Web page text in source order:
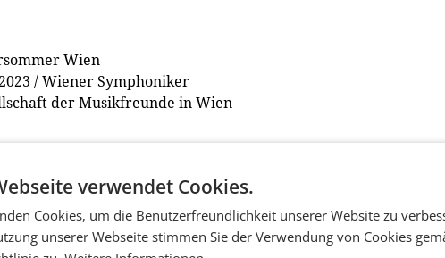
Wien
/ Wiener Symphoniker
der Musikfreunde in Wien
Lake" - Sommerproduktion 2022 / Kulturverein Gutgebrüllt
Theater Delphin
verwendet Cookies.
Cookies, um die Benutzerfreundlichkeit unserer Website zu
unserer Webseite stimmen Sie der Verwendung von Cookies